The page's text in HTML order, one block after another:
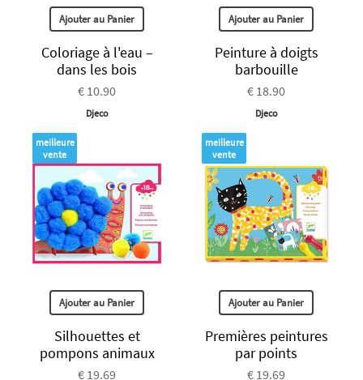
Ajouter au Panier
Coloriage à l'eau –
dans les bois
€ 10.90
Djeco
Ajouter au Panier
Peinture à doigts
barbouille
€ 18.90
Djeco
meilleure
vente
Ajouter au Panier
Silhouettes et
pompons animaux
€ 19.69
meilleure
vente
Ajouter au Panier
Premières peintures
par points
€ 19.69